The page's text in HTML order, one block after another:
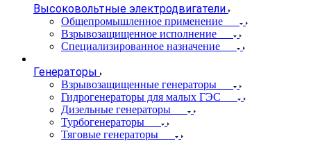
Высоковольтные электродвигатели
Общепромышленное применение
Взрывозащищенное исполнение
Специализированное назначение
Генераторы
Взрывозащищенные генераторы
Гидрогенераторы для малых ГЭС
Дизельные генераторы
Турбогенераторы
Тяговые генераторы